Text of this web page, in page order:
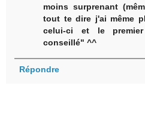
moins surprenant
tout te dire j'ai même
celui-ci et le
conseillé" ^^
Répondre